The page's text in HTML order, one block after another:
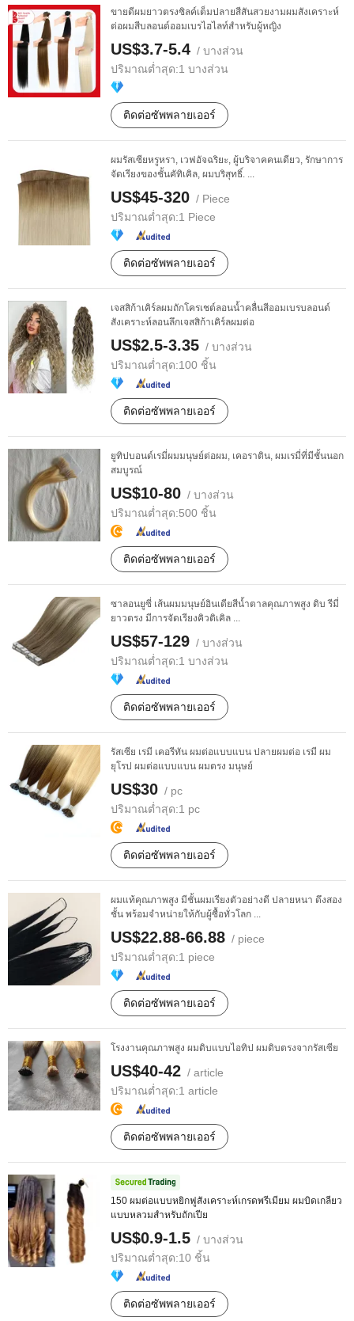
ขายดีผมยาวตรงซิลค์เต็มปลายสีสันสวยงามผมสังเคราะห์
ต่อผมสีบลอนด์ออมเบรไฮไลท์สำหรับผู้หญิง
US$3.7-5.4 / บางส่วน
ปริมาณต่ำสุด:1 บางส่วน
ติดต่อซัพพลายเออร์
ผมรัสเซียหรูหรา, เวฟอัจฉริยะ, ผู้บริจาคคนเดียว, รักษาการ
จัดเรียงของชั้นคัทิเคิล, ผมบริสุทธิ์. ...
US$45-320 / Piece
ปริมาณต่ำสุด:1 Piece
ติดต่อซัพพลายเออร์
เจสสิก้าเคิร์ลผมถักโครเชต์ลอนน้ำคลื่นสีออมเบรบลอนด์
สังเคราะห์ลอนลึกเจสสิก้าเคิร์ลผมต่อ
US$2.5-3.35 / บางส่วน
ปริมาณต่ำสุด:100 ชิ้น
ติดต่อซัพพลายเออร์
ยูทิปบอนด์เรมี่ผมมนุษย์ต่อผม, เคอราติน, ผมเรมี่ที่มีชั้นนอก
สมบูรณ์
US$10-80 / บางส่วน
ปริมาณต่ำสุด:500 ชิ้น
ติดต่อซัพพลายเออร์
ซาลอนยูซี่ เส้นผมมนุษย์อินเดียสีน้ำตาลคุณภาพสูง ดิบ รีมี่
ยาวตรง มีการจัดเรียงคิวติเคิล ...
US$57-129 / บางส่วน
ปริมาณต่ำสุด:1 บางส่วน
ติดต่อซัพพลายเออร์
รัสเซีย เรมี เคอรีทัน ผมต่อแบบแบน ปลายผมต่อ เรมี ผม
ยุโรป ผมต่อแบบแบน ผมตรง มนุษย์
US$30 / pc
ปริมาณต่ำสุด:1 pc
ติดต่อซัพพลายเออร์
ผมแท้คุณภาพสูง มีชั้นผมเรียงตัวอย่างดี ปลายหนา ดึงสอง
ชั้น พร้อมจำหน่ายให้กับผู้ซื้อทั่วโลก ...
US$22.88-66.88 / piece
ปริมาณต่ำสุด:1 piece
ติดต่อซัพพลายเออร์
โรงงานคุณภาพสูง ผมดิบแบบไอทิป ผมดิบตรงจากรัสเซีย
US$40-42 / article
ปริมาณต่ำสุด:1 article
ติดต่อซัพพลายเออร์
150 ผมต่อแบบหยิกฟูสังเคราะห์เกรดพรีเมียม ผมบิดเกลียว
แบบหลวมสำหรับถักเปีย
US$0.9-1.5 / บางส่วน
ปริมาณต่ำสุด:10 ชิ้น
ติดต่อซัพพลายเออร์